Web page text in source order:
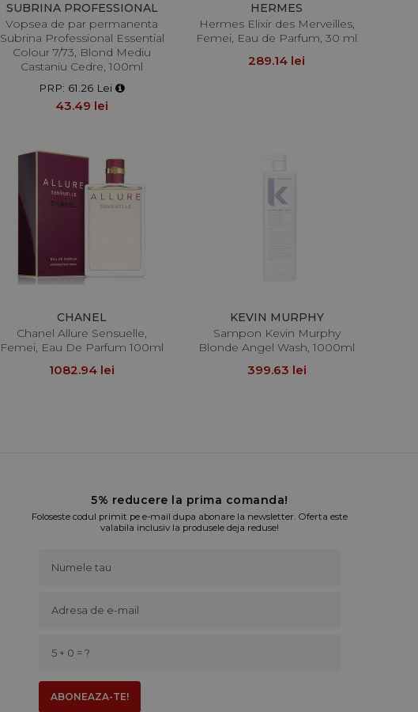
SUBRINA PROFESSIONAL
Vopsea de par permanenta
Subrina Professional Essential
Colour 7/73, Blond Mediu
Castaniu Cedre, 100ml
PRP: 61.26 Lei
43.49 lei
HERMES
Hermes Elixir des Merveilles,
Femei, Eau de Parfum, 30 ml
289.14 lei
CHANEL
Chanel Allure Sensuelle,
Femei, Eau De Parfum 100ml
1082.94 lei
KEVIN MURPHY
Sampon Kevin Murphy
Blonde Angel Wash, 1000ml
399.63 lei
5% reducere la prima comanda!
Foloseste codul primit pe e-mail dupa abonare la newsletter. Oferta este
valabila inclusiv la produsele deja reduse!